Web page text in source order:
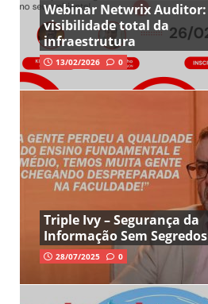
Webinar Netwrix Auditor:
visibilidade total da
infraestrutura
13/02/2026 0
Triple Ivy – Segurança da
Informação Sem Segredos
28/07/2025 0